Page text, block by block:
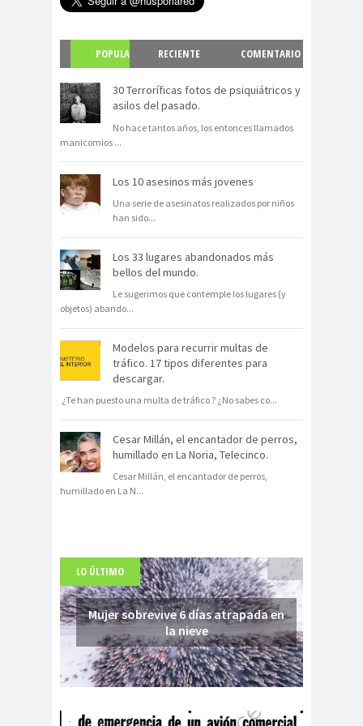
POPULA
R
RECIENTE
COMENTARIO
30 Terroríficas fotos de psiquiátricos y
asilos del pasado.
No hace tantos años, los entonces llamados
manicomios ...
Los 10 asesinos más jovenes
Una serie de asesinatos realizados por niños
han sido...
Los 33 lugares abandonados más
bellos del mundo.
Le sugerimos que contemple los lugares (y
objetos) abando...
Modelos para recurrir multas de
tráfico. 17 tipos diferentes para
descargar.
¿Te han puesto una multa de tráfico ? ¿No sabes co...
Cesar Millán, el encantador de perros,
humillado en La Noria, Telecinco.
Cesar Millán, el encantador de perros,
humillado en La N...
LO ÚLTIMO
Mujer sobrevive 6 días atrapada en
la nieve